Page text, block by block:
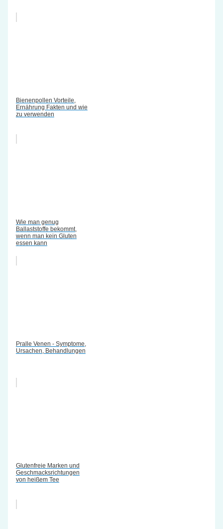
Bienenpollen Vorteile,
Ernährung Fakten und wie
zu verwenden
Wie man genug
Ballaststoffe bekommt,
wenn man kein Gluten
essen kann
Pralle Venen - Symptome,
Ursachen, Behandlungen
Glutenfreie Marken und
Geschmacksrichtungen
von heißem Tee